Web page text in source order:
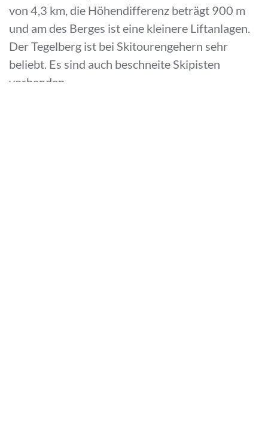
von 4,3 km, die Höhendifferenz beträgt 900 m
und am des Berges ist eine kleinere Liftanlagen.
Der Tegelberg ist bei Skitourengehern sehr
beliebt. Es sind auch beschneite Skipisten
vorhanden.